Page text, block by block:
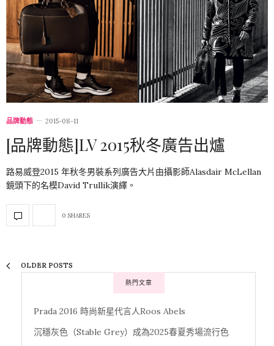
品牌動態 2015-08-11
[品牌動態]LV 2015秋冬廣告出爐
路易威登2015 年秋冬男裝系列廣告大片由攝影師Alasdair McLellan
鏡頭下的名模David Trullik演繹。
0 SHARES
OLDER POSTS
熱門文章
Prada 2016 時尚新星代言人Roos Abels
沉穩灰色（Stable Grey）成為2025春夏秀場流行色